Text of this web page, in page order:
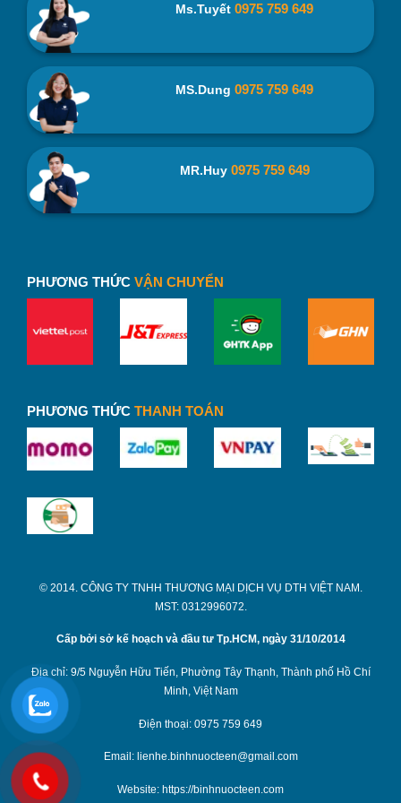
Ms.Tuyết 0975 759 649
MS.Dung 0975 759 649
MR.Huy 0975 759 649
PHƯƠNG THỨC VẬN CHUYỂN
PHƯƠNG THỨC THANH TOÁN
© 2014. CÔNG TY TNHH THƯƠNG MẠI DỊCH VỤ DTH VIỆT NAM.
MST: 0312996072.
Cấp bởi sở kế hoạch và đầu tư Tp.HCM, ngày 31/10/2014
Địa chỉ: 9/5 Nguyễn Hữu Tiến, Phường Tây Thạnh, Thành phố Hồ Chí
Minh, Việt Nam
Điện thoại: 0975 759 649
Email: lienhe.binhnuocteen@gmail.com
Website: https://binhnuocteen.com